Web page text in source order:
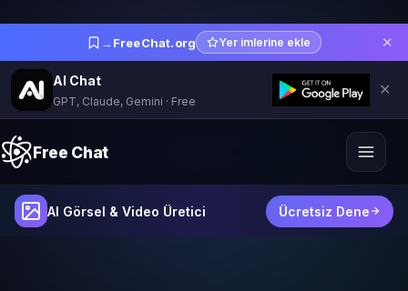
→ FreeChat.org Yer imlerine ekle ✕
AI Chat
GPT, Claude, Gemini · Free
✕
Free Chat
AI Görsel & Video Üretici Ücretsiz Dene